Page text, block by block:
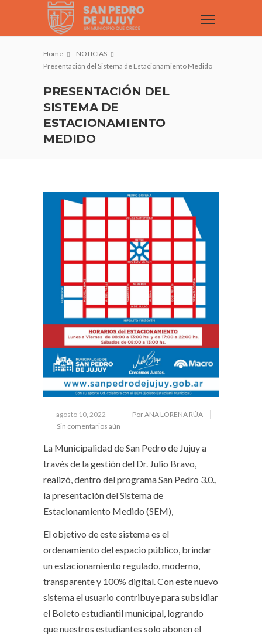
Home
NOTICIAS
Presentación del Sistema de Estacionamiento Medido
PRESENTACIÓN DEL
SISTEMA DE
ESTACIONAMIENTO
MEDIDO
agosto 10, 2022
Por ANA LORENA RÚA
Sin comentarios aún
La Municipalidad de San Pedro de Jujuy a
través de la gestión del Dr. Julio Bravo,
realizó, dentro del programa San Pedro 3.0.,
la presentación del Sistema de
Estacionamiento Medido (SEM),
El objetivo de este sistema es el
ordenamiento del espacio público, brindar
un estacionamiento regulado, moderno,
transparente y 100% digital. Con este nuevo
sistema el usuario contribuye para subsidiar
el Boleto estudiantil municipal, logrando
que nuestros estudiantes solo abonen el